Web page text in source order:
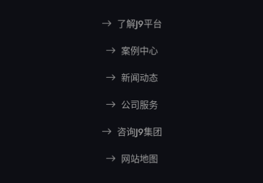
了解J9平台
案例中心
新闻动态
公司服务
咨询J9集团
网站地图